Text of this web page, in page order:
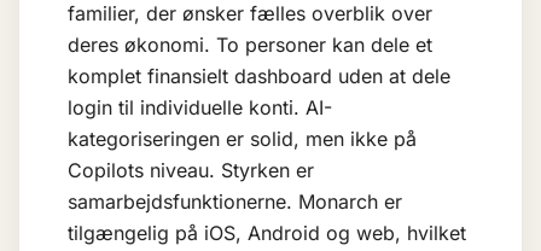
familier, der ønsker fælles overblik over
deres økonomi. To personer kan dele et
komplet finansielt dashboard uden at dele
login til individuelle konti. AI-
kategoriseringen er solid, men ikke på
Copilots niveau. Styrken er
samarbejdsfunktionerne. Monarch er
tilgængelig på iOS, Android og web, hvilket